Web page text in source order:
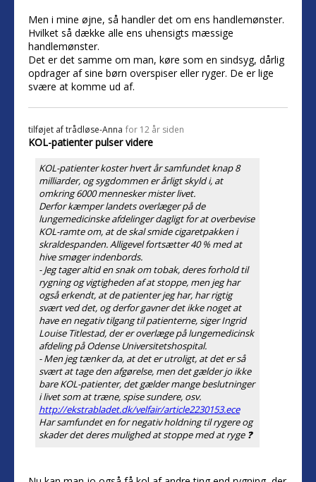
Men i mine øjne, så handler det om ens handlemønster.
Hvilket så dække alle ens uhensigts mæssige
handlemønster.
Det er det samme om man, køre som en sindsyg, dårlig
opdrager af sine børn overspiser eller ryger. De er lige
svære at komme ud af.
tilføjet aftrådløse-Anna for 12 år siden
KOL-patienter pulser videre
KOL-patienter koster hvert år samfundet knap 8
milliarder, og sygdommen er årligt skyld i, at
omkring 6000 mennesker mister livet.
Derfor kæmper landets overlæger på de
lungemedicinske afdelinger dagligt for at overbevise
KOL-ramte om, at de skal smide cigaretpakken i
skraldespanden. Alligevel fortsætter 40 % med at
hive smøger indenbords.
- Jeg tager altid en snak om tobak, deres forhold til
rygning og vigtigheden af at stoppe, men jeg har
også erkendt, at de patienter jeg har, har rigtig
svært ved det, og derfor gavner det ikke noget at
have en negativ tilgang til patienterne, siger Ingrid
Louise Titlestad, der er overlæge på lungemedicinsk
afdeling på Odense Universitetshospital.
- Men jeg tænker da, at det er utroligt, at det er så
svært at tage den afgørelse, men det gælder jo ikke
bare KOL-patienter, det gælder mange beslutninger
i livet som at træne, spise sundere, osv.
http://ekstrabladet.dk/velfair/article2230153.ece
Har samfundet en for negativ holdning til rygere og
skader det deres mulighed at stoppe med at ryge ❓